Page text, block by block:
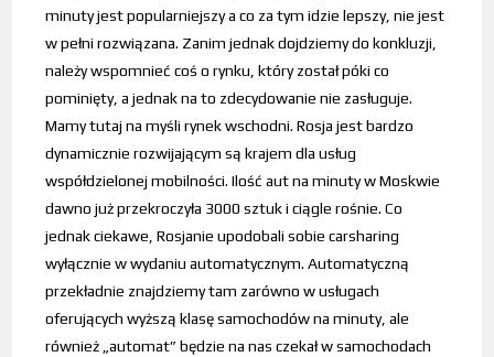
minuty jest popularniejszy a co za tym idzie lepszy, nie jest
w pełni rozwiązana. Zanim jednak dojdziemy do konkluzji,
należy wspomnieć coś o rynku, który został póki co
pominięty, a jednak na to zdecydowanie nie zasługuje.
Mamy tutaj na myśli rynek wschodni. Rosja jest bardzo
dynamicznie rozwijającym są krajem dla usług
współdzielonej mobilności. Ilość aut na minuty w Moskwie
dawno już przekroczyła 3000 sztuk i ciągle rośnie. Co
jednak ciekawe, Rosjanie upodobali sobie carsharing
wyłącznie w wydaniu automatycznym. Automatyczną
przekładnie znajdziemy tam zarówno w usługach
oferujących wyższą klasę samochodów na minuty, ale
również „automat” będzie na nas czekał w samochodach